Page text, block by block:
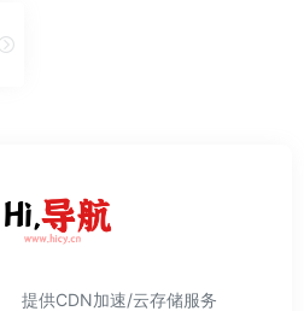
提供CDN加速/云存储服务